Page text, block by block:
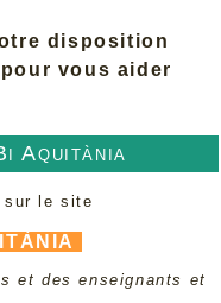
Aquitània
sur le site
et des enseignants et
disposition
vous aider